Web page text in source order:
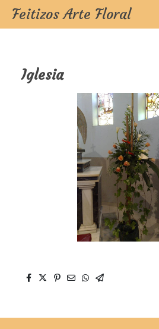
Feitizos Arte Floral
Iglesia